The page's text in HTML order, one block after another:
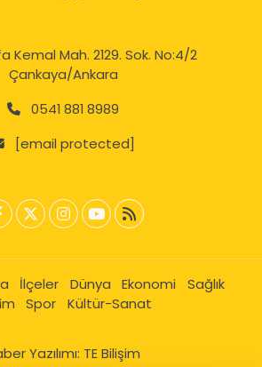
Kemal Mah. 2129. Sok. No:4/2
Çankaya/Ankara
0541 881 8989
[email protected]
İlçeler Dünya Ekonomi
Sağlık
Spor Kültür-Sanat
Yazılımı: TE Bilişim